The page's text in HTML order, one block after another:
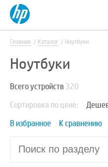
Главная Каталог Ноутбуки
Ноутбуки
Всего устройств320
Сортировка по цене:
В избранное
К сравнению